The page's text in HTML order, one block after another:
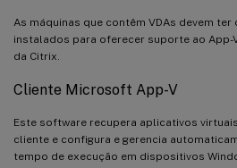
As máquinas que contêm VDAs devem
instalados para oferecer suporte ao App-
da Citrix.
Cliente Microsoft App-V
Este software recupera aplicativos
cliente e configura e gerencia
tempo de execução em dispositivos